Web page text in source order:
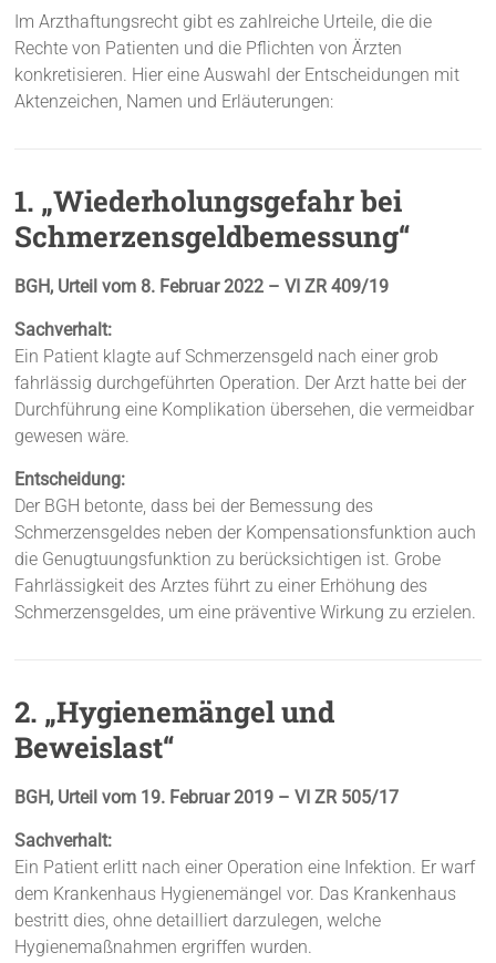
Im Arzthaftungsrecht gibt es zahlreiche Urteile, die die
Rechte von Patienten und die Pflichten von Ärzten
konkretisieren. Hier eine Auswahl der Entscheidungen mit
Aktenzeichen, Namen und Erläuterungen:
1. „Wiederholungsgefahr bei
Schmerzensgeldbemessung“
BGH, Urteil vom 8. Februar 2022 – VI ZR 409/19
Sachverhalt:
Ein Patient klagte auf Schmerzensgeld nach einer grob
fahrlässig durchgeführten Operation. Der Arzt hatte bei der
Durchführung eine Komplikation übersehen, die vermeidbar
gewesen wäre.
Entscheidung:
Der BGH betonte, dass bei der Bemessung des
Schmerzensgeldes neben der Kompensationsfunktion auch
die Genugtuungsfunktion zu berücksichtigen ist. Grobe
Fahrlässigkeit des Arztes führt zu einer Erhöhung des
Schmerzensgeldes, um eine präventive Wirkung zu erzielen.
2. „Hygienemängel und
Beweislast“
BGH, Urteil vom 19. Februar 2019 – VI ZR 505/17
Sachverhalt:
Ein Patient erlitt nach einer Operation eine Infektion. Er warf
dem Krankenhaus Hygienemängel vor. Das Krankenhaus
bestritt dies, ohne detailliert darzulegen, welche
Hygienemaßnahmen ergriffen wurden.